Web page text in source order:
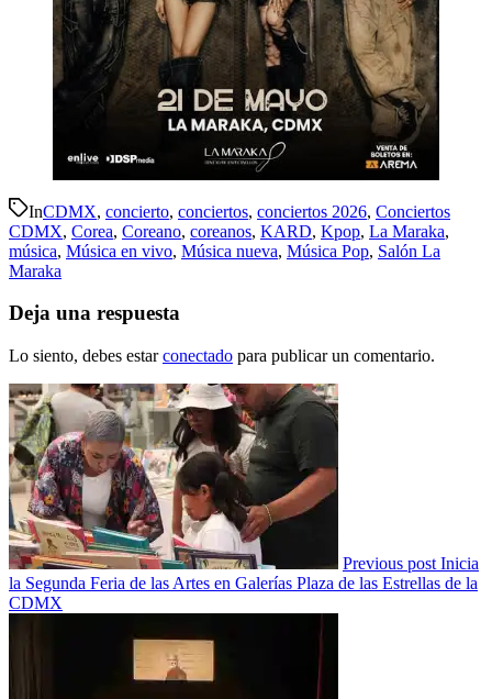
InCDMX, concierto, conciertos, conciertos 2026, Conciertos
CDMX, Corea, Coreano, coreanos, KARD, Kpop, La Maraka,
música, Música en vivo, Música nueva, Música Pop, Salón La
Maraka
Deja una respuesta
Lo siento, debes estarconectado para publicar un comentario.
Previous post Inicia
la Segunda Feria de las Artes en Galerías Plaza de las Estrellas de la
CDMX